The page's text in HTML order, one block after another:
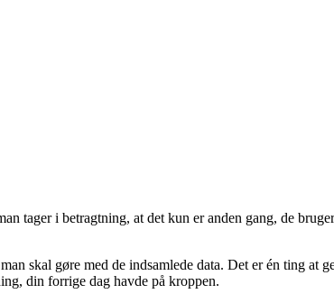
tager i betragtning, at det kun er anden gang, de
skal gøre med de indsamlede data. Det er én ting at
din forrige dag havde på kroppen.